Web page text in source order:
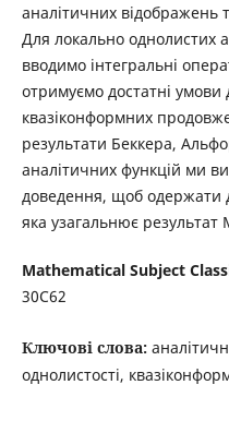
аналітичних відображень
Для локально однолистих
вводимо інтегральні
отримуємо достатні умови
квазіконформних
результати Беккера,
аналітичних функцій ми
доведення, щоб одержати
яка узагальнює результат
Mathematical Subject
30C62
Ключові слова:
однолистості,